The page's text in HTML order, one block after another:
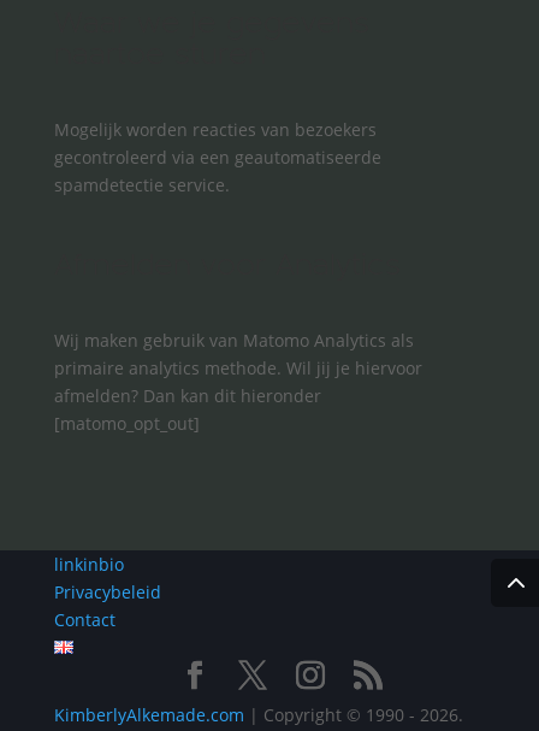
Mogelijk worden reacties van bezoekers
gecontroleerd via een geautomatiseerde
spamdetectie service.
Wij maken gebruik van Matomo Analytics als
primaire analytics methode. Wil jij je hiervoor
afmelden? Dan kan dit hieronder
[matomo_opt_out]
linkinbio
Privacybeleid
Contact
KimberlyAlkemade.com | Copyright © 1990 - 2026.